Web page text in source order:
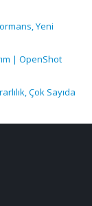
Yeni
| OpenShot
Çok Sayıda